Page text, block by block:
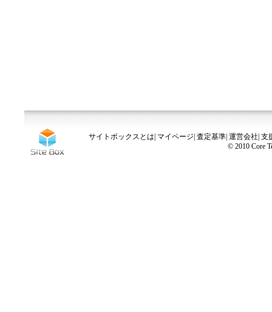
サイトボックスとは マイページ 査定基準 運営会社 支
© 2010 Core